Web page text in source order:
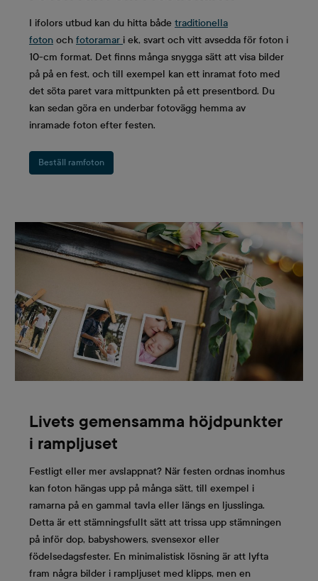
I ifolors utbud kan du hitta både traditionella
foton och fotoramar i ek, svart och vitt avsedda för foton i
10-cm format. Det finns många snygga sätt att visa bilder
på på en fest, och till exempel kan ett inramat foto med
det söta paret vara mittpunkten på ett presentbord. Du
kan sedan göra en underbar fotovägg hemma av
inramade foton efter festen.
Beställ ramfoton
Livets gemensamma höjdpunkter
i rampljuset
Festligt eller mer avslappnat? När festen ordnas inomhus
kan foton hängas upp på många sätt, till exempel i
ramarna på en gammal tavla eller längs en ljusslinga.
Detta är ett stämningsfullt sätt att trissa upp stämningen
på inför dop, babyshowers, svensexor eller
födelsedagsfester. En minimalistisk lösning är att lyfta
fram några bilder i rampljuset med klipps, men en